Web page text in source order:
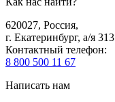
620027, Россия,
г. Екатеринбург, а/я 313
Контактный телефон:
8 800 500 11 67
Написать нам